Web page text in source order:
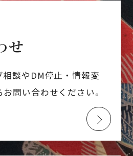
せ
相談やDM停止・情報変
問い合わせください。